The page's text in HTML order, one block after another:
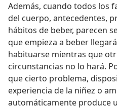
Además, cuando todos los
del cuerpo, antecedentes,
hábitos de beber, parecen
que empieza a beber
habituarse mientras que
circunstancias no lo hará.
que cierto problema,
experiencia de la niñez o
automáticamente produce